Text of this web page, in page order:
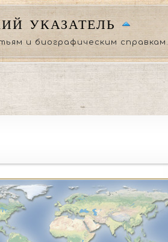
указатель
и биографическим справкам.
отображены все доступные